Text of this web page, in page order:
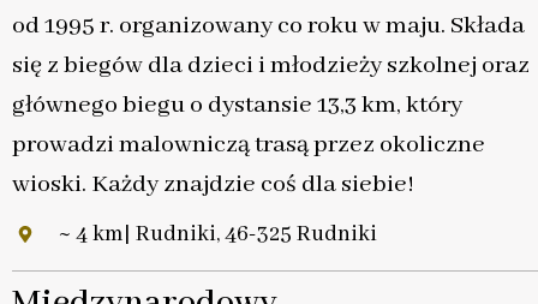
od 1995 r. organizowany co roku w maju. Składa
się z biegów dla dzieci i młodzieży szkolnej oraz
głównego biegu o dystansie 13,3 km, który
prowadzi malowniczą trasą przez okoliczne
wioski. Każdy znajdzie coś dla siebie!
~ 4 km| Rudniki, 46-325 Rudniki